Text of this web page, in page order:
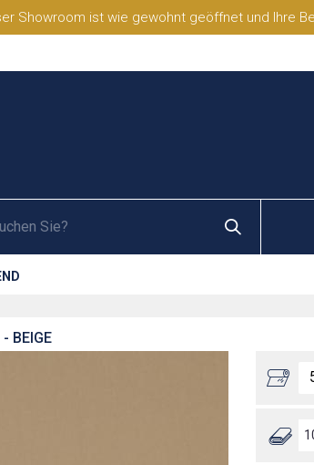
Showroom ist wie gewohnt geöffnet und Ihre
BEIGE